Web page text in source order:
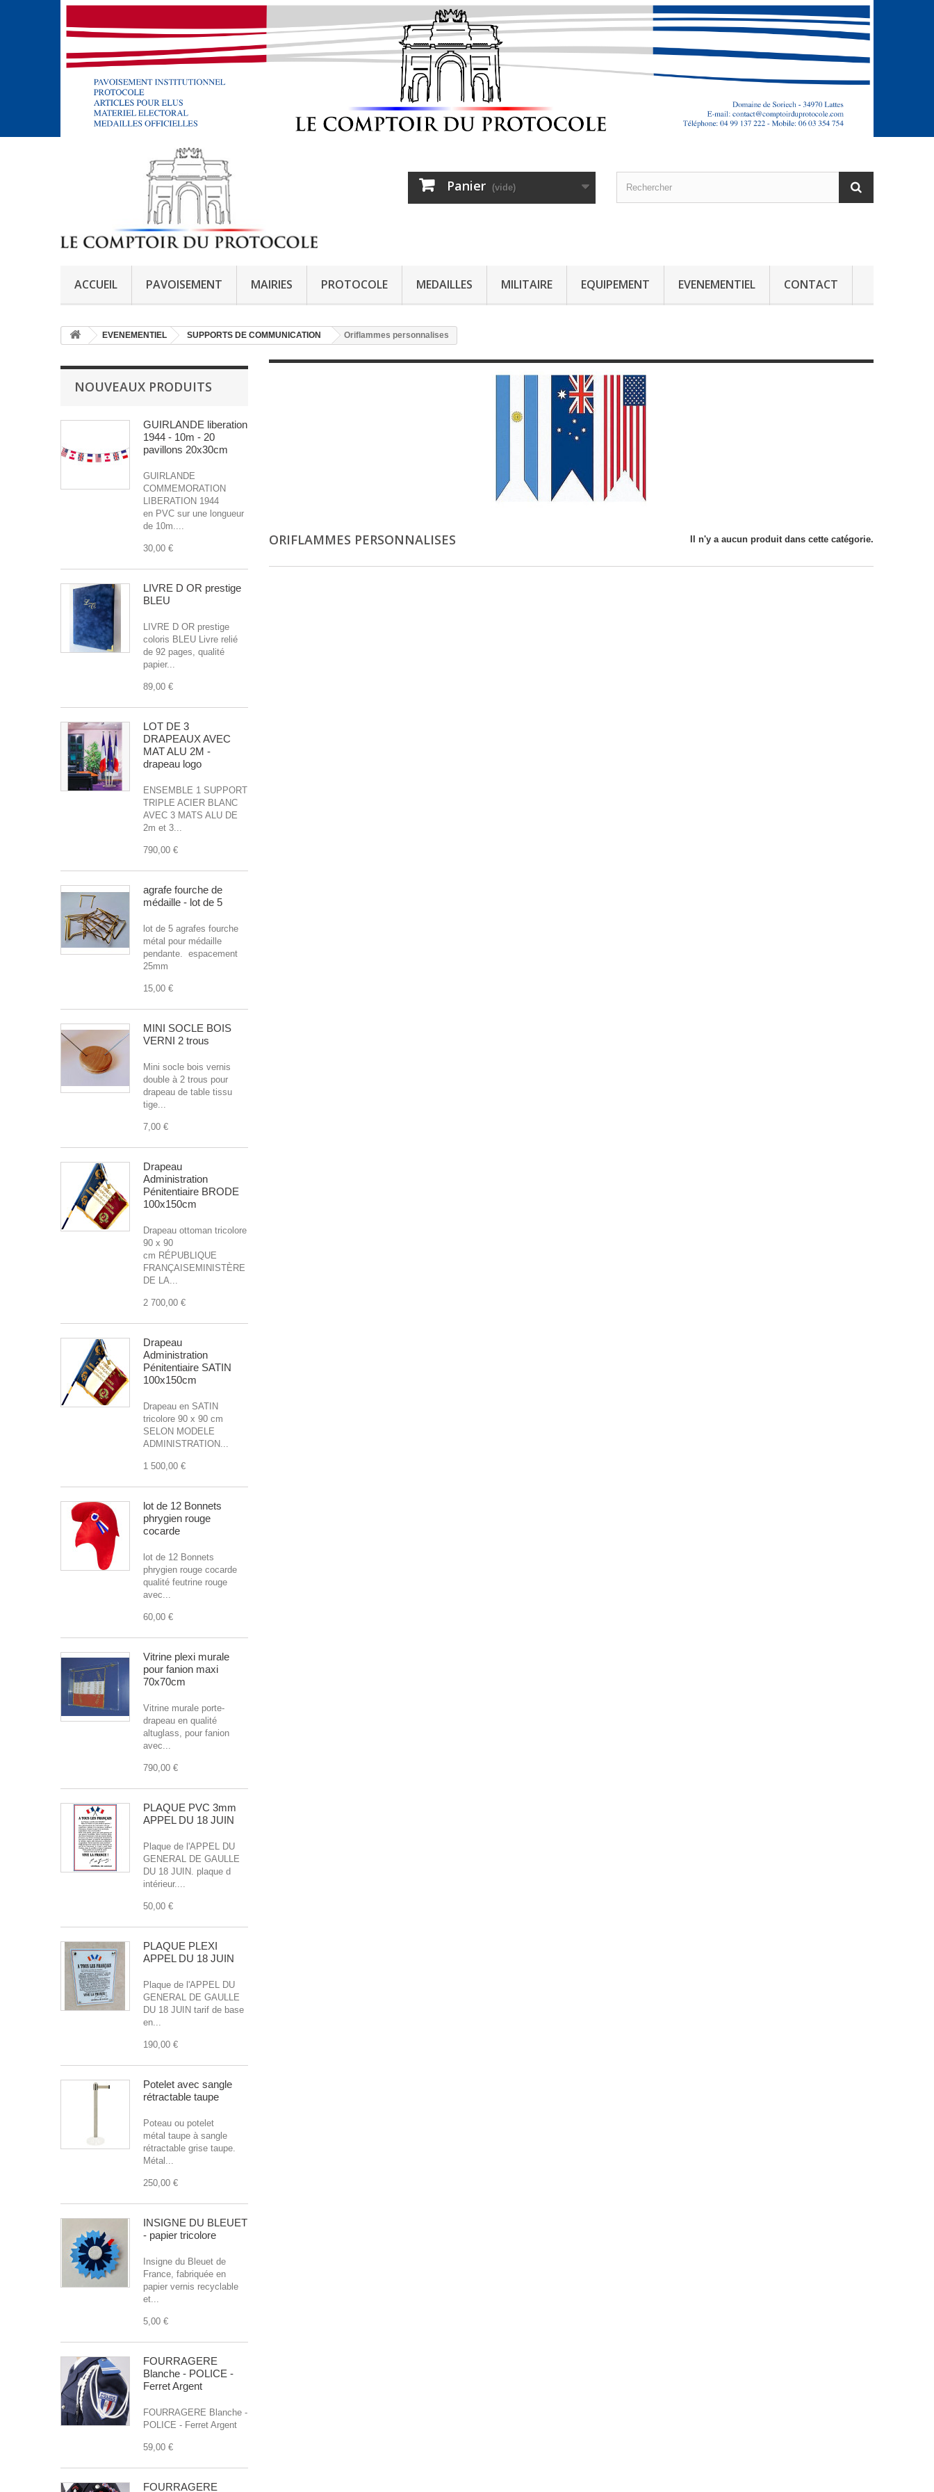
Panier (vide)
ACCUEIL PAVOISEMENT MAIRIES PROTOCOLE MEDAILLES MILITAIRE EQUIPEMENT EVENEMENTIEL CONTACT
EVENEMENTIEL SUPPORTS DE COMMUNICATION Oriflammes personnalises
NOUVEAUX PRODUITS
GUIRLANDE liberation
1944 - 10m - 20
pavillons 20x30cm
GUIRLANDE
COMMEMORATION
LIBERATION 1944
en PVC sur une longueur
de 10m....
30,00 €
LIVRE D OR prestige
BLEU
LIVRE D OR prestige
coloris BLEU Livre relié
de 92 pages, qualité
papier...
89,00 €
LOT DE 3
DRAPEAUX AVEC
MAT ALU 2M -
drapeau logo
ENSEMBLE 1 SUPPORT
TRIPLE ACIER BLANC
AVEC 3 MATS ALU DE
2m et 3...
790,00 €
agrafe fourche de
médaille - lot de 5
lot de 5 agrafes fourche
métal pour médaille
pendante. espacement
25mm
15,00 €
MINI SOCLE BOIS
VERNI 2 trous
Mini socle bois vernis
double à 2 trous pour
drapeau de table tissu
tige...
7,00 €
Drapeau
Administration
Pénitentiaire BRODE
100x150cm
Drapeau ottoman tricolore
90 x 90
cm RÉPUBLIQUE
FRANÇAISEMINISTÈRE
DE LA...
2 700,00 €
Drapeau
Administration
Pénitentiaire SATIN
100x150cm
Drapeau en SATIN
tricolore 90 x 90 cm
SELON MODELE
ADMINISTRATION...
1 500,00 €
lot de 12 Bonnets
phrygien rouge
cocarde
lot de 12 Bonnets
phrygien rouge cocarde
qualité feutrine rouge
avec...
60,00 €
Vitrine plexi murale
pour fanion maxi
70x70cm
Vitrine murale porte-
drapeau en qualité
altuglass, pour fanion
avec...
790,00 €
PLAQUE PVC 3mm
APPEL DU 18 JUIN
Plaque de l'APPEL DU
GENERAL DE GAULLE
DU 18 JUIN. plaque d
intérieur....
50,00 €
PLAQUE PLEXI
APPEL DU 18 JUIN
Plaque de l'APPEL DU
GENERAL DE GAULLE
DU 18 JUIN tarif de base
en...
190,00 €
Potelet avec sangle
rétractable taupe
Poteau ou potelet
métal taupe à sangle
rétractable grise taupe.
Métal...
250,00 €
INSIGNE DU BLEUET
- papier tricolore
Insigne du Bleuet de
France, fabriquée en
papier vernis recyclable
et...
5,00 €
FOURRAGERE
Blanche - POLICE -
Ferret Argent
FOURRAGERE Blanche -
POLICE - Ferret Argent
59,00 €
FOURRAGERE
ORIFLAMMES PERSONNALISES Il n'y a aucun produit dans cette catégorie.